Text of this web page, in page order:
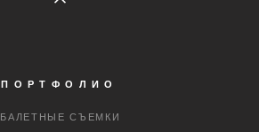
ПОРТФОЛИО
БАЛЕТНЫЕ СЪЕМКИ